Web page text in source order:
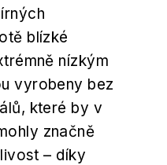
blízké
nízkým
vyrobeny bez
které by v
značně
– díky